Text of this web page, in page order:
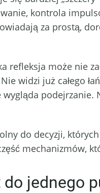
kontrola
za prostą,
refleksja może nie
widzi już całego
do decyzji,
mechanizmów,
jednego